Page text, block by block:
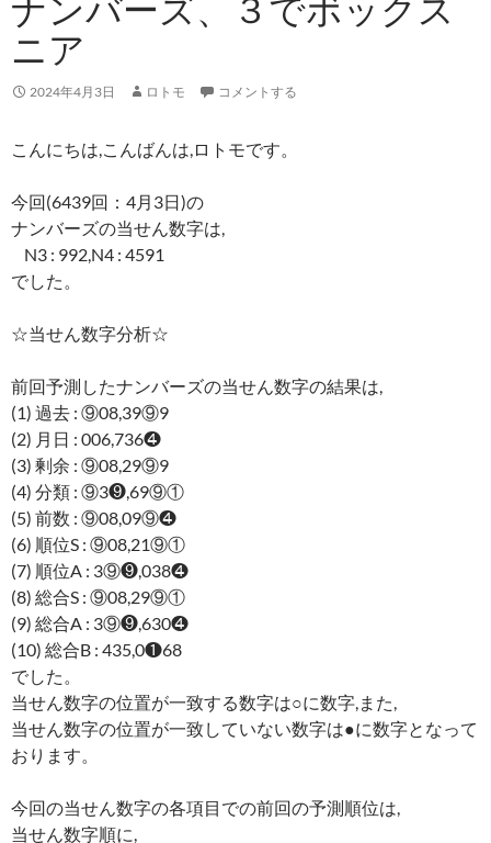
ナンバーズ、３でボックス
ニア
2024年4月3日 ロトモ コメントする
こんにちは,こんばんは,ロトモです。
今回(6439回：4月3日)の
ナンバーズの当せん数字は,
N3 : 992,N4 : 4591
でした。
☆当せん数字分析☆
前回予測したナンバーズの当せん数字の結果は,
(1) 過去 : ⑨08,39⑨9
(2) 月日 : 006,736❹
(3) 剰余 : ⑨08,29⑨9
(4) 分類 : ⑨3❾,69⑨①
(5) 前数 : ⑨08,09⑨❹
(6) 順位S : ⑨08,21⑨①
(7) 順位A : 3⑨❾,038❹
(8) 総合S : ⑨08,29⑨①
(9) 総合A : 3⑨❾,630❹
(10) 総合B : 435,0❶68
でした。
当せん数字の位置が一致する数字は○に数字,また,
当せん数字の位置が一致していない数字は●に数字となって
おります。
今回の当せん数字の各項目での前回の予測順位は,
当せん数字順に,